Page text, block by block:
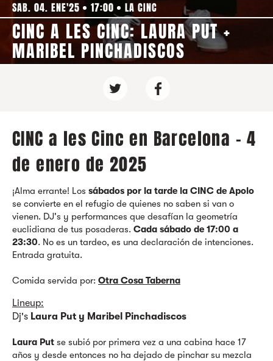
SAB. 04. ENE'25 17:00 LA CINC
CINC A LES CINC: LAURA PUT +
MARIBEL PINCHADISCOS
CINC a les Cinc en Barcelona - 4
de enero de 2025
¡Alma errante! Los sábados por la tarde la CINC de Apolo
se convierte en el refugio de quienes no saben si van o
vienen. DJ's y performances que desafían la geometría
euclidiana de tus posaderas. Cada sábado de 17:00 a
23:30. No es un tardeo, es una declaración de intenciones.
Entrada gratuita.
Comida servida por: Otra Cosa Taberna
Lineup:
Dj's Laura Put y Maribel Pinchadiscos
Laura Put se subió por primera vez a una cabina hace 17
años y desde entonces no ha dejado de pinchar su mezcla